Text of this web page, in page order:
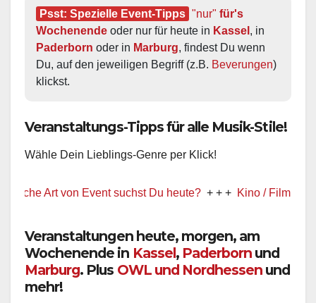
Psst: Spezielle Event-Tipps "nur" für's
Wochenende oder nur für heute in Kassel
Paderborn oder in Marburg, findest Du wenn
Du, auf den jeweiligen Begriff (z.B. Beverungen)
klickst.
Veranstaltungs-Tipps für alle Musik-Stile!
Wähle Dein Lieblings-Genre per Klick!
von Event suchst Du heute? + + + Kino / Film + + + Ww
Veranstaltungen heute, morgen, am
Wochenende in Kassel, Paderborn und
Marburg. Plus OWL und Nordhessen und
mehr!